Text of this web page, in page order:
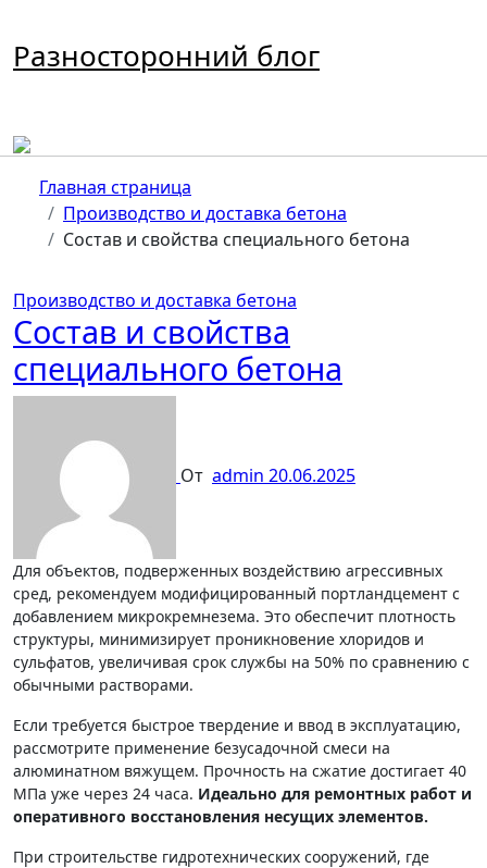
содержимому
Разносторонний блог
Главная страница
Производство и доставка бетона
Состав и свойства специального бетона
Производство и доставка бетона
Состав и свойства
специального бетона
От admin 20.06.2025
Для объектов, подверженных воздействию агрессивных
сред, рекомендуем модифицированный портландцемент с
добавлением микрокремнезема. Это обеспечит плотность
структуры, минимизирует проникновение хлоридов и
сульфатов, увеличивая срок службы на 50% по сравнению с
обычными растворами.
Если требуется быстрое твердение и ввод в эксплуатацию,
рассмотрите применение безусадочной смеси на
алюминатном вяжущем. Прочность на сжатие достигает 40
МПа уже через 24 часа. Идеально для ремонтных работ и
оперативного восстановления несущих элементов.
При строительстве гидротехнических сооружений, где